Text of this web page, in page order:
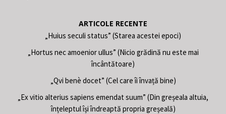
ARTICOLE RECENTE
„Huius seculi status” (Starea acestei epoci)
„Hortus nec amoenior ullus” (Nicio grădină nu este mai
încântătoare)
„Qvi benè docet” (Cel care îi învață bine)
„Ex vitio alterius sapiens emendat suum” (Din greșeala altuia,
înțeleptul își îndreaptă propria greșeală)